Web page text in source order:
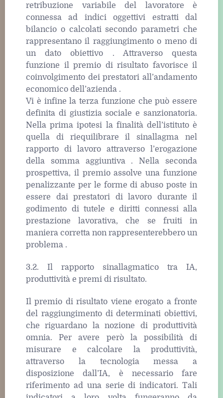
retribuzione variabile del lavoratore è
connessa ad indici oggettivi estratti dal
bilancio o calcolati secondo parametri che
rappresentano il raggiungimento o meno di
un dato obiettivo . Attraverso questa
funzione il premio di risultato favorisce il
coinvolgimento dei prestatori all’andamento
economico dell’azienda .
Vi è infine la terza funzione che può essere
definita di giustizia sociale e sanzionatoria.
Nella prima ipotesi la finalità dell’istituto è
quella di riequilibrare il sinallagma nel
rapporto di lavoro attraverso l’erogazione
della somma aggiuntiva . Nella seconda
prospettiva, il premio assolve una funzione
penalizzante per le forme di abuso poste in
essere dai prestatori di lavoro durante il
godimento di tutele e diritti connessi alla
prestazione lavorativa, che se fruiti in
maniera corretta non rappresenterebbero un
problema .
3.2. Il rapporto sinallagmatico tra IA,
produttività e premi di risultato.
Il premio di risultato viene erogato a fronte
del raggiungimento di determinati obiettivi,
che riguardano la nozione di produttività
omnia. Per avere però la possibilità di
misurare e calcolare la produttività,
attraverso la tecnologia messa a
disposizione dall’IA, è necessario fare
riferimento ad una serie di indicatori. Tali